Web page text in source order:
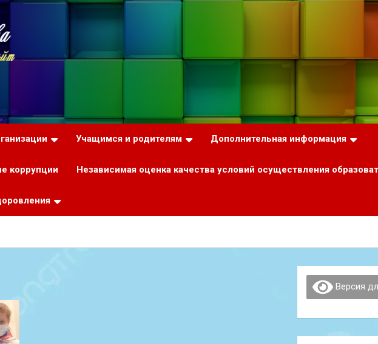
Учащимся и родителям Дополнительная информация
коррупции Независимая оценка качества условий осуществления
Версия